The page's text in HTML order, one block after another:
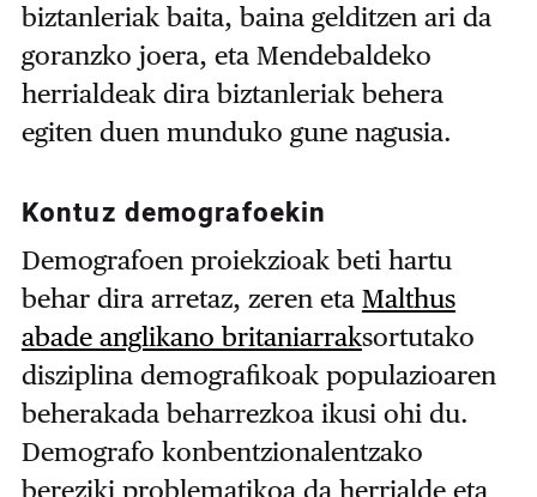
biztanleriak baita, baina gelditzen ari da
goranzko joera, eta Mendebaldeko
herrialdeak dira biztanleriak behera
egiten duen munduko gune nagusia.
Kontuz demografoekin
Demografoen proiekzioak beti hartu
behar dira arretaz, zeren eta Malthus
abade anglikano britaniarraksortutako
disziplina demografikoak populazioaren
beherakada beharrezkoa ikusi ohi du.
Demografo konbentzionalentzako
bereziki problematikoa da herrialde eta